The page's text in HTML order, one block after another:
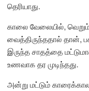
தெரியாது.
காலை வேலையில், வெறும்
வைத்திருந்ததால் தான்,
இருந்த சாதத்தை
உணவாக தர முடிந்தது.
அன்று மட்டும்